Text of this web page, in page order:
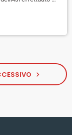
che hanno
di
navigate_next